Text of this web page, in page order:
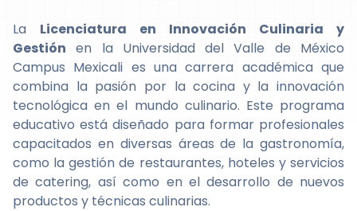
La Licenciatura en Innovación Culinaria y
Gestión en la Universidad del Valle de México
Campus Mexicali es una carrera académica que
combina la pasión por la cocina y la innovación
tecnológica en el mundo culinario. Este programa
educativo está diseñado para formar profesionales
capacitados en diversas áreas de la gastronomía,
como la gestión de restaurantes, hoteles y servicios
de catering, así como en el desarrollo de nuevos
productos y técnicas culinarias.